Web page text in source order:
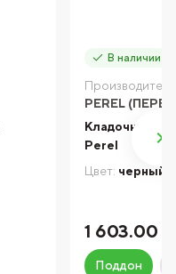
В наличии
PEREL
Кладочная
Perel
Цвет: черный
1 603.00 ₽
Поддон